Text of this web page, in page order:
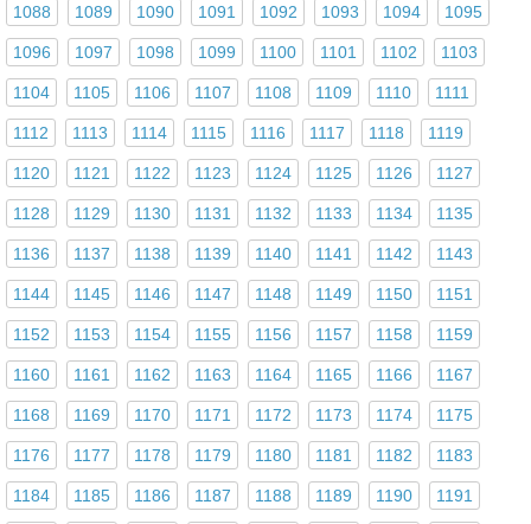
1088 1089 1090 1091 1092 1093 1094 1095
1096 1097 1098 1099 1100 1101 1102 1103
1104 1105 1106 1107 1108 1109 1110 1111
1112 1113 1114 1115 1116 1117 1118 1119
1120 1121 1122 1123 1124 1125 1126 1127
1128 1129 1130 1131 1132 1133 1134 1135
1136 1137 1138 1139 1140 1141 1142 1143
1144 1145 1146 1147 1148 1149 1150 1151
1152 1153 1154 1155 1156 1157 1158 1159
1160 1161 1162 1163 1164 1165 1166 1167
1168 1169 1170 1171 1172 1173 1174 1175
1176 1177 1178 1179 1180 1181 1182 1183
1184 1185 1186 1187 1188 1189 1190 1191